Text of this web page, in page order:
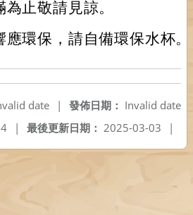
為止敬請見諒。
應環保，請自備環保水杯。
發佈日期： Invalid date
date
|
最後更新日期： 2025-03-03 |
|